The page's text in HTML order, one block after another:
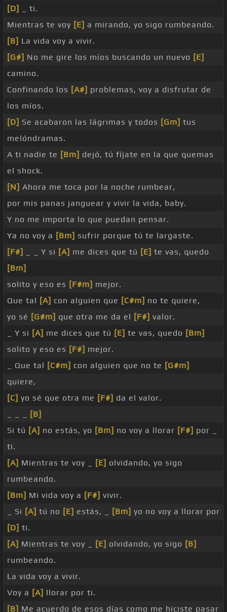
[D]
_ ti.
Mientras te voy [E] a mirando, yo sigo rumbeando.
[B] La vida voy a vivir.
[G#] No me gire los míos buscando un nuevo [E]
camino.
Confinando los [A#] problemas, voy a disfrutar de
los míos.
[D] Se acabaron las lágrimas y todos [Gm] tus
melóndramas.
A ti nadie te [Bm] dejó, tú fíjate en la que quemas
el shock.
[N] Ahora me toca por la noche rumbear,
por mis panas janguear y vivir la vida, baby.
Y no me importa lo que puedan pensar.
Ya no voy a [Bm] sufrir porque tú te largaste.
[F#]
_ _ Y si [A] me dices que tú [E] te vas, quedo
[Bm]
solito y eso es [F#m] mejor.
Que tal [A] con alguien que [C#m] no te quiere,
yo sé [G#m] que otra me da el [F#] valor.
_ Y si [A] me dices que tú [E] te vas, quedo [Bm]
solito y eso es [F#] mejor.
_ Que tal [C#m] con alguien que no te [G#m]
quiere,
[C] yo sé que otra me [F#] da el valor.
[B]
Si tú [A] no estás, yo [Bm] no voy a llorar [F#] por _
ti.
[A] Mientras te voy _ [E] olvidando, yo sigo
rumbeando.
[Bm] Mi vida voy a [F#] vivir.
_ Si [A] tú no [E] estás, _ [Bm] yo no voy a llorar por
[D] ti.
[A] Mientras te voy _ [E] olvidando, yo sigo [B]
rumbeando.
La vida voy a vivir.
Voy a [A] llorar por ti.
[B] Me acuerdo de esos días como me hiciste pasar